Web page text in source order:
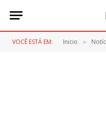
VOCÊ ESTÁ EM: Inicio »